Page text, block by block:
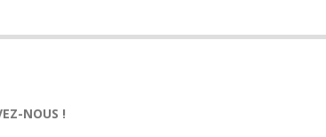
NOUS !